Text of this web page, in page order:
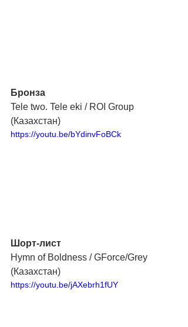
Бронза
Tele two. Tele eki / ROI Group
(Казахстан)
https://youtu.be/bYdinvFoBCk
Шорт-лист
Hymn of Boldness / GForce/Grey
(Казахстан)
https://youtu.be/jAXebrh1fUY